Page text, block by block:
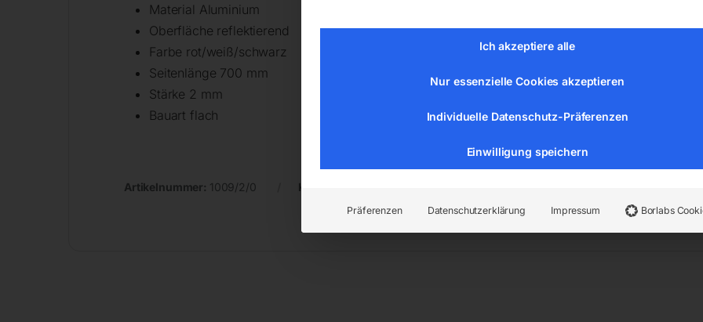
Material Aluminium
Oberfläche reflektierend
Farbe rot/weiß/schwarz
Seitenlänge 700 mm
Stärke 2 mm
Bauart flach
Artikelnummer: 1009/2/0 Kategorien:
Ich akzeptiere alle
Nur essenzielle Cookies akzeptieren
Individuelle Datenschutz-Präferenzen
Einwilligung speichern
Präferenzen Datenschutzerklärung Impressum Borlabs